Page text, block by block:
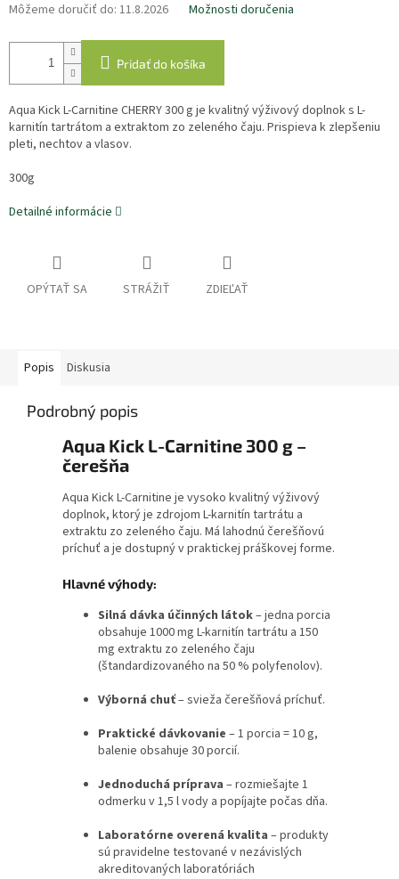
Môžeme doručiť do: 11.8.2026 Možnosti doručenia
Pridať do košíka
Aqua Kick L-Carnitine CHERRY 300 g je kvalitný výživový doplnok s L-
karnitín tartrátom a extraktom zo zeleného čaju. Prispieva k zlepšeniu
pleti, nechtov a vlasov.
300g
Detailné informácie
OPÝTAŤ SA STRÁŽIŤ ZDIEĽAŤ
Popis Diskusia
Podrobný popis
Aqua Kick L-Carnitine 300 g –
čerešňa
Aqua Kick L-Carnitine je vysoko kvalitný výživový
doplnok, ktorý je zdrojom L-karnitín tartrátu a
extraktu zo zeleného čaju. Má lahodnú čerešňovú
príchuť a je dostupný v praktickej práškovej forme.
Hlavné výhody:
Silná dávka účinných látok– jedna porcia
obsahuje 1000 mg L-karnitín tartrátu a 150
mg extraktu zo zeleného čaju
(štandardizovaného na 50 % polyfenolov).
Výborná chuť– svieža čerešňová príchuť.
Praktické dávkovanie – 1 porcia = 10 g,
balenie obsahuje 30 porcií.
Jednoduchá príprava – rozmiešajte 1
odmerku v 1,5 l vody a popíjajte počas dňa.
Laboratórne overená kvalita – produkty
sú pravidelne testované v nezávislých
akreditovaných laboratóriách